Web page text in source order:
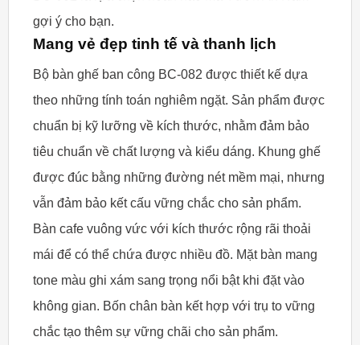
gợi ý cho bạn.
Mang vẻ đẹp tinh tế và thanh lịch
Bộ bàn ghế ban công BC-082 được thiết kế dựa
theo những tính toán nghiêm ngặt. Sản phẩm được
chuẩn bị kỹ lưỡng về kích thước, nhằm đảm bảo
tiêu chuẩn về chất lượng và kiểu dáng. Khung ghế
được đúc bằng những đường nét mềm mại, nhưng
vẫn đảm bảo kết cấu vững chắc cho sản phẩm.
Bàn cafe vuông vức với kích thước rộng rãi thoải
mái để có thể chứa được nhiều đồ. Mặt bàn mang
tone màu ghi xám sang trọng nổi bật khi đặt vào
không gian. Bốn chân bàn kết hợp với trụ to vững
chắc tạo thêm sự vững chãi cho sản phẩm.